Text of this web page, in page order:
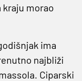
kraju morao
ima
najbliži
Ciparski